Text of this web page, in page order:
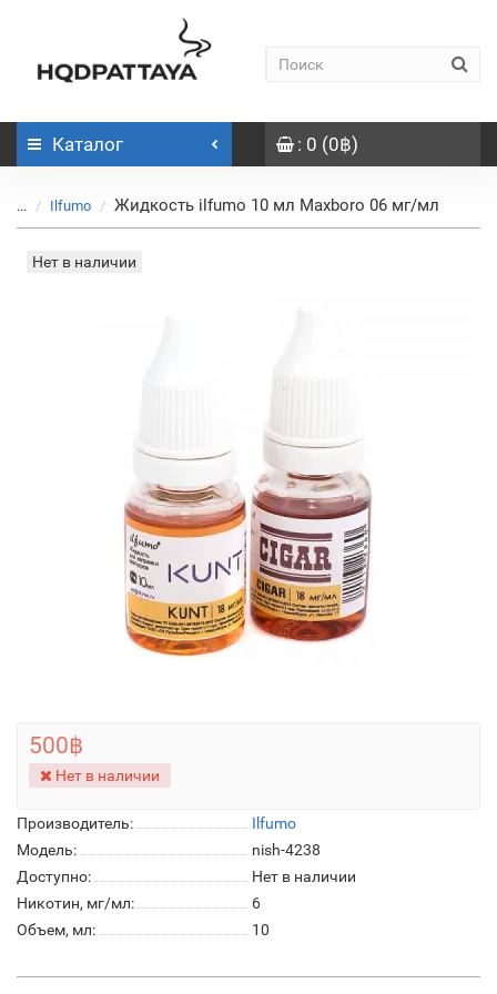
Каталог : 0 (0฿)
... Ilfumo Жидкость ilfumo 10 мл Maxboro 06 мг/мл
Нет в наличии
Производитель:
Ilfumo
Модель:
nish-4238
Доступно:
Нет в наличии
Никотин, мг/мл:
6
Объем, мл:
10
500฿
Нет в наличии